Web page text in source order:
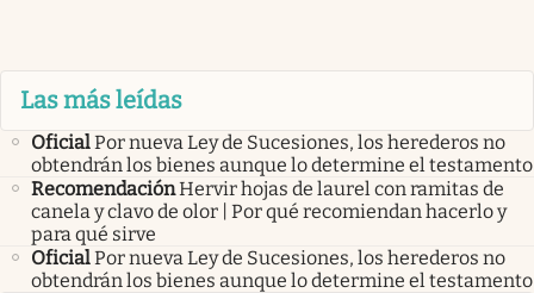
Las más leídas
OficialPor nueva Ley de Sucesiones, los herederos no
obtendrán los bienes aunque lo determine el testamento
RecomendaciónHervir hojas de laurel con ramitas de
canela y clavo de olor | Por qué recomiendan hacerlo y
para qué sirve
OficialPor nueva Ley de Sucesiones, los herederos no
obtendrán los bienes aunque lo determine el testamento